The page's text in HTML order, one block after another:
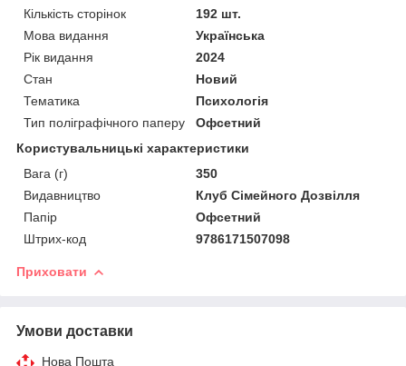
Кількість сторінок
192 шт.
Мова видання
Українська
Рік видання
2024
Стан
Новий
Тематика
Психологія
Тип поліграфічного паперу
Офсетний
Користувальницькі характеристики
Вага (г)
350
Видавництво
Клуб Сімейного Дозвілля
Папір
Офсетний
Штрих-код
9786171507098
Приховати
Умови доставки
Нова Пошта